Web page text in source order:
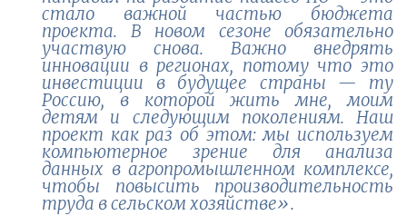
стало важной частью бюджета
проекта. В новом сезоне обязательно
участвую снова. Важно внедрять
инновации в регионах, потому что это
инвестиции в будущее страны — ту
Россию, в которой жить мне, моим
детям и следующим поколениям. Наш
проект как раз об этом: мы используем
компьютерное зрение для анализа
данных в агропромышленном комплексе,
чтобы повысить производительность
труда в сельском хозяйстве».